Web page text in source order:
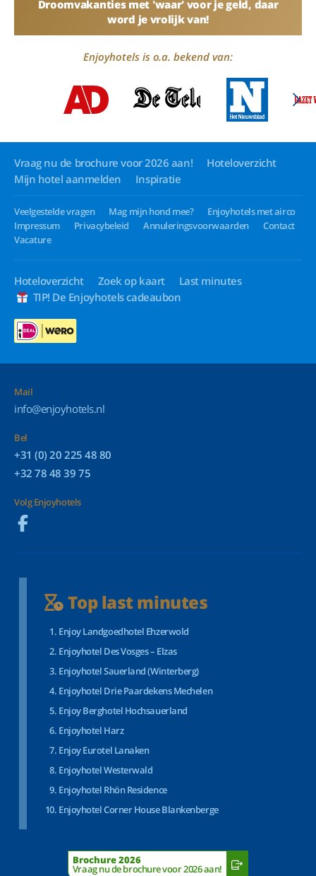
Droomvakanties met 'waar' voor je geld, daar
word je vrolijk van!
Enjoyhotels is o.a. bekend van:
Vraag nu de brochure voor 2026 aan!
Hoteloverzicht
Mijn hotel aanmelden
Inspiratie
Veelgestelde vragen Mag mijn hond mee?
Enjoyhotels met airco
Impressum
Privacybeleid Annuleringsvoorwaarden
Contact
Vacature
Hoteloverzicht Zoek op kaart
Last minutes
TIP! De Enjoyhotels cadeaubon
Mail
info@enjoyhotels.nl
Bel
+31 (0) 20 225 48 80
+32 78 48 39 75
Volg Enjoyhotels
Top last minutes
Enjoy Landgoedhotel Ehzerwold
Enjoyhotel Des Vosges – Elzas
Enjoyhotel Sauerland (Winterberg)
Enjoyhotel Drie Paardekens Mechelen
Enjoy Berghotel Hochsauerland
Enjoyhotel Harz
Enjoy Eurotel Lanaken
Enjoyhotel Westerwald
Enjoyhotel Rhön Residence
Enjoyhotel Corner House Blankenberge
Brochure 2026
Vraag nu de brochure voor 2026 aan!